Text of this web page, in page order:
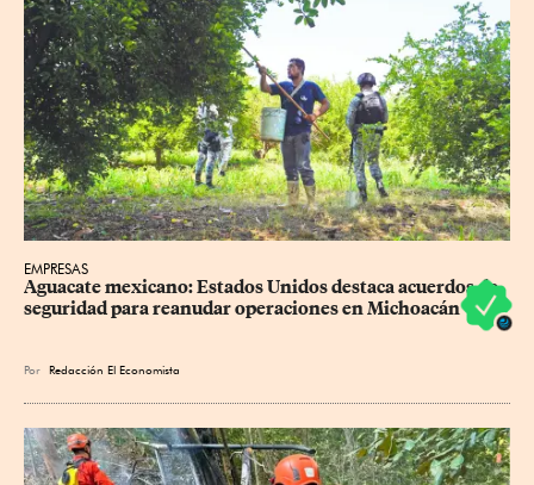
EMPRESAS
Aguacate mexicano: Estados Unidos destaca acuerdos de
seguridad para reanudar operaciones en Michoacán
Por Redacción El Economista